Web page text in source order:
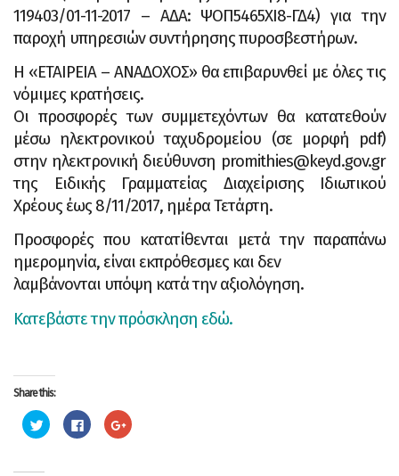
119403/01-11-2017 – ΑΔΑ: ΨΟΠ5465ΧΙ8-ΓΔ4) για την
παροχή υπηρεσιών συντήρησηςπυροσβεστήρων.
Η «ΕΤΑΙΡΕΙΑ – ΑΝΑΔΟΧΟΣ» θα επιβαρυνθεί με όλες τις
νόμιμες κρατήσεις.
Οι προσφορές των συμμετεχόντων θα κατατεθούν
μέσω ηλεκτρονικού ταχυδρομείου (σε μορφή pdf)
στην ηλεκτρονική διεύθυνση promithies@keyd.gov.gr
της Ειδικής Γραμματείας Διαχείρισης Ιδιωτικού
Χρέους έως 8/11/2017, ημέρα Τετάρτη.
Προσφορές που κατατίθενται μετά την παραπάνω
ημερομηνία, είναι εκπρόθεσμες και δεν
λαμβάνονται υπόψη κατά την αξιολόγηση.
Κατεβάστε την πρόσκληση εδώ.
Share this:
C
l
C
l
C
l